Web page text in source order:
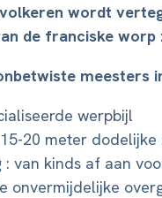
wordt
de franciske worp
meesters
werpbijl
15-20 meter dodelijke
: van kinds af aan
onvermijdelijke